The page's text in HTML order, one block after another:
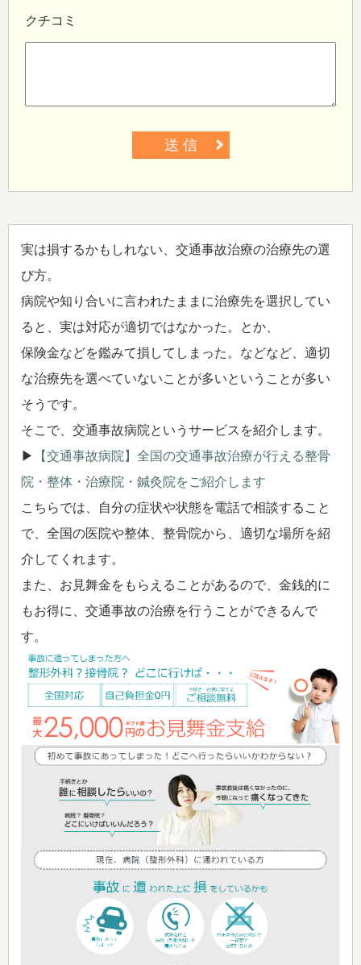
クチコミ
送 信
実は損するかもしれない、交通事故治療の治療先の選
び方。
病院や知り合いに言われたままに治療先を選択してい
ると、実は対応が適切ではなかった。とか、
保険金などを鑑みて損してしまった。などなど、適切
な治療先を選べていないことが多いということが多い
そうです。
そこで、交通事故病院というサービスを紹介します。
▶
【交通事故病院】全国の交通事故治療が行える整骨
院・整体・治療院・鍼灸院をご紹介します
こちらでは、自分の症状や状態を電話で相談すること
で、全国の医院や整体、整骨院から、適切な場所を紹
介してくれます。
また、お見舞金をもらえることがあるので、金銭的に
もお得に、交通事故の治療を行うことができるんで
す。